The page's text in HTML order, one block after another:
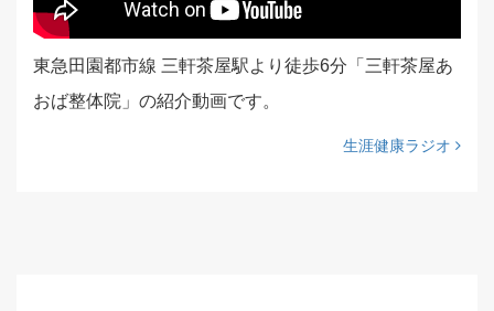
東急田園都市線 三軒茶屋駅より徒歩6分「三軒茶屋あ
おば整体院」の紹介動画です。
生涯健康ラジオ